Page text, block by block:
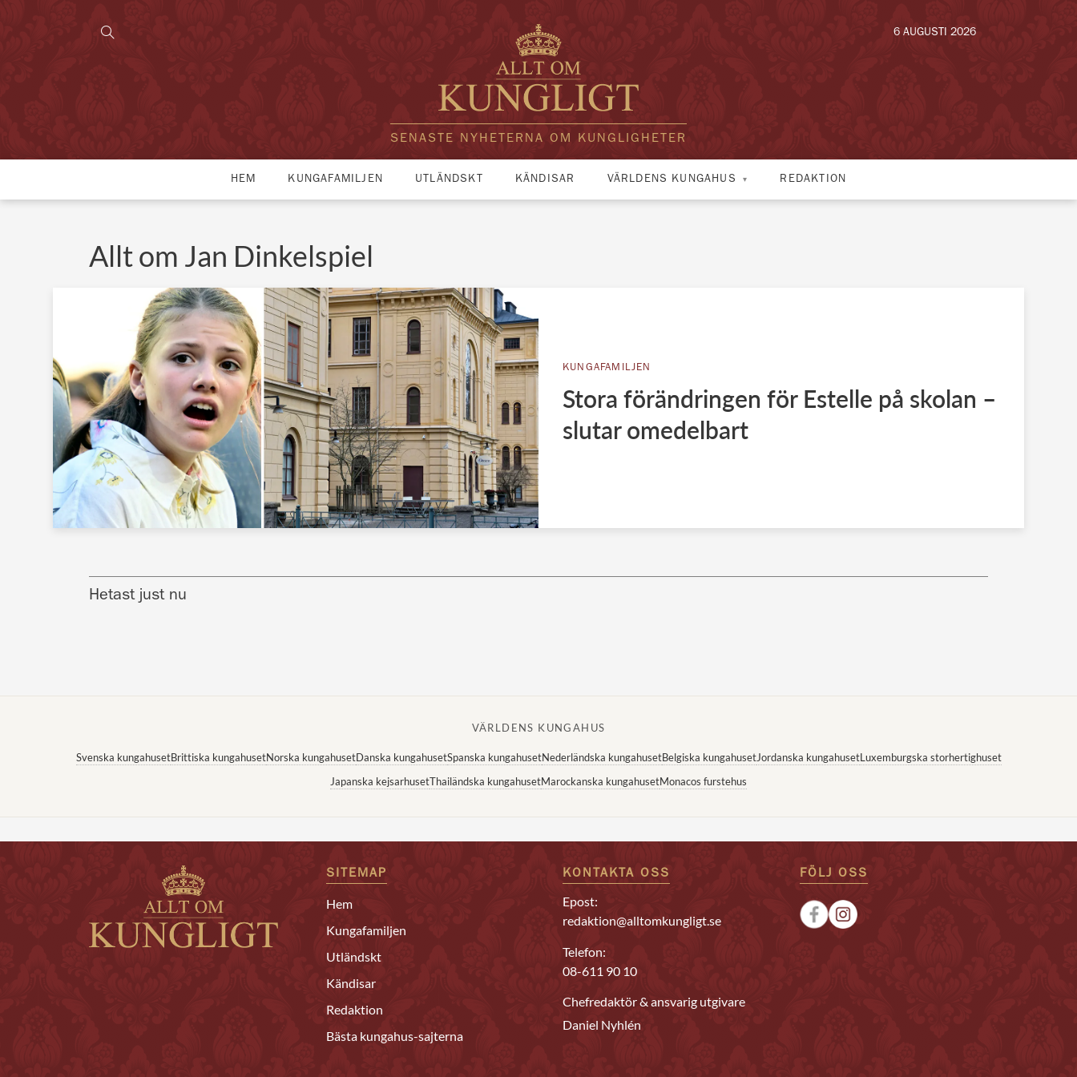
SENASTE NYHETERNA OM KUNGLIGHETER
6 AUGUSTI 2026
HEM KUNGAFAMILJEN UTLÄNDSKT KÄNDISAR VÄRLDENS KUNGAHUS REDAKTION
Allt om Jan Dinkelspiel
KUNGAFAMILJEN
Stora förändringen för Estelle på skolan –
slutar omedelbart
Hetast just nu
VÄRLDENS KUNGAHUS
Svenska kungahusetBrittiska kungahusetNorska kungahusetDanska kungahusetSpanska kungahusetNederländska kungahusetBelgiska kungahusetJordanska kungahusetLuxemburgska storhertighuset
Japanska kejsarhusetThailändska kungahusetMarockanska kungahusetMonacos furstehus
SITEMAP
Hem
Kungafamiljen
Utländskt
Kändisar
Redaktion
Bästa kungahus-sajterna
KONTAKTA OSS
Epost:
redaktion@alltomkungligt.se
Telefon:
08-611 90 10
Chefredaktör & ansvarig utgivare
Daniel Nyhlén
FÖLJ OSS